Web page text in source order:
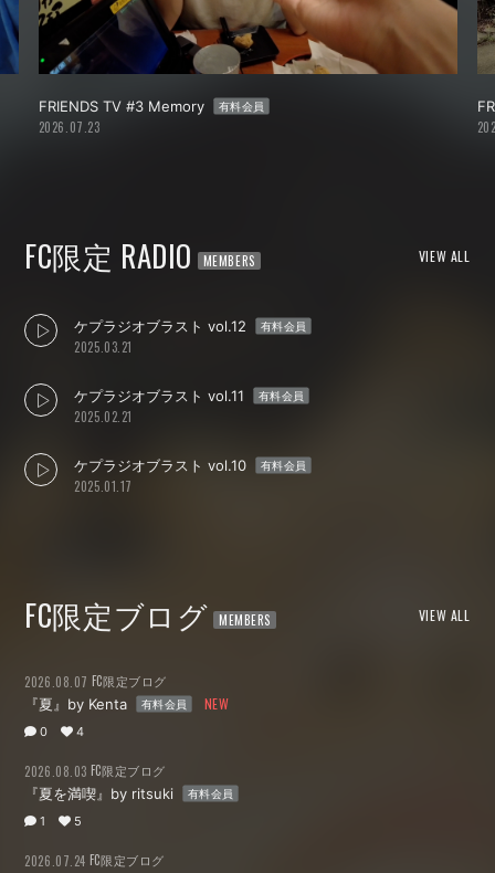
FRIENDS TV #2 世界一似合ってる
2026.07.01
FC限定 RADIO VIEW ALL
ケプラジオブラスト vol.12 有料会員
2025.03.21
ケプラジオブラスト vol.11 有料会員
2025.02.21
ケプラジオブラスト vol.10 有料会員
2025.01.17
FC限定ブログ VIEW ALL
2026.08.07 FC限定ブログ
『夏』by Kenta
有料会員
0 4
2026.08.03 FC限定ブログ
『夏を満喫』by ritsuki
有料会員
1 5
2026.07.24 FC限定ブログ